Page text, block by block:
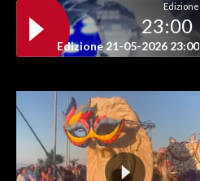
Edizione
23:00
Edizione 21-05-2026 23:00